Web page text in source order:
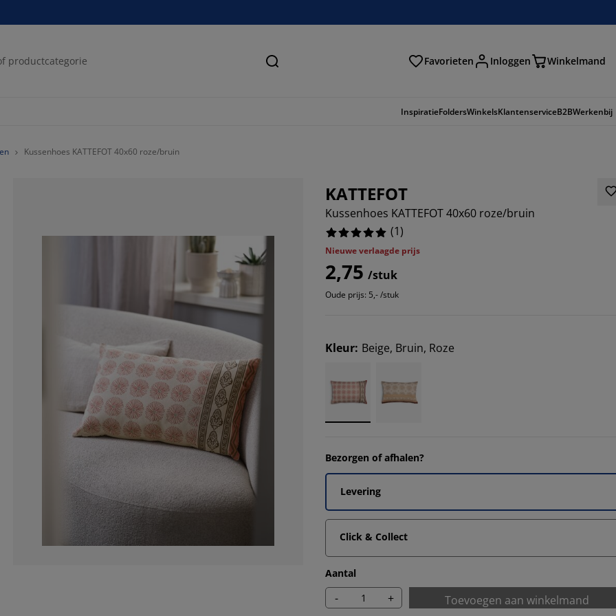
Zoeken Favorieten Inloggen Winkelmand
InspiratieFoldersWinkelsKlantenserviceB2BWerkenbij
Kussenhoes KATTEFOT 40x60 roze/bruin
KATTEFOT
Kussenhoes KATTEFOT 40x60 roze/bruin
(1)
Nieuwe verlaagde prijs
2,75 /stuk
Oude prijs: 5,- /stuk
Kleur: Beige, Bruin, Roze
Bezorgen of afhalen?
Levering
Click & Collect
Aantal
- + Toevoegen aan winkelmand